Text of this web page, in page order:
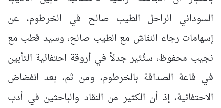
السوداني الراحل الطيب صالح في الخرطوم، عن
إسهامات رجاء النقاش مع الطيب صالح، وسيد قطب مع
نجيب محفوظ، ستُثير جدلاً في أروقة احتفائية التأبين
في قاعة الصداقة بالخرطوم، ومن ثم، بعد انفضاض
الاحتفائية، إذ أن الكثير من النقاد والباحثين في أدب